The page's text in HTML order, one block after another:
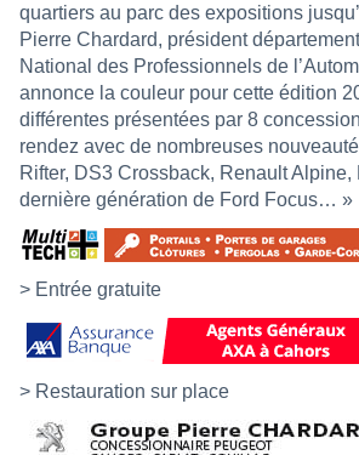
quartiers au parc des expositions
Pierre Chardard, président
National des Professionnels de
annonce la couleur pour cette édition
différentes présentées par 8
rendez avec de nombreuses
Rifter, DS3 Crossback, Renault Alpine,
dernière génération de Ford Focus… »
> Entrée gratuite
> Restauration sur place